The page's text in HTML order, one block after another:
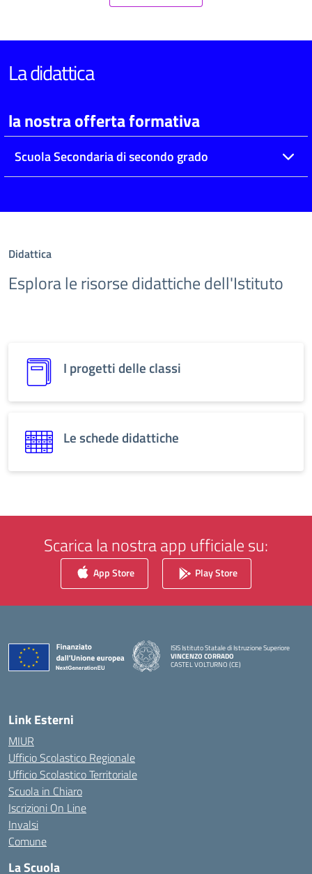
La didattica
la nostra offerta formativa
Scuola Secondaria di secondo grado
Didattica
Esplora le risorse didattiche dell'Istituto
I progetti delle classi
Le schede didattiche
Scarica la nostra app ufficiale su:
App Store Play Store
ISIS Istituto Statale di Istruzione Superiore
VINCENZO CORRADO
CASTEL VOLTURNO (CE)
Link Esterni
MIUR
Ufficio Scolastico Regionale
Ufficio Scolastico Territoriale
Scuola in Chiaro
Iscrizioni On Line
Invalsi
Comune
La Scuola